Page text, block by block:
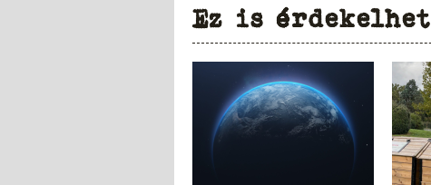
Ez is érdekelhet